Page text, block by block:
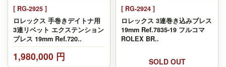
[ RG-2925 ]
ロレックス 手巻きデイトナ用
3連リベット エクステンション
ブレス 19mm Ref.720..
1,980,000 円
[ RG-2924 ]
ロレックス 3連巻き込みブレス
19mm Ref.7835-19 フルコマ
ROLEX BR..
SOLD OUT